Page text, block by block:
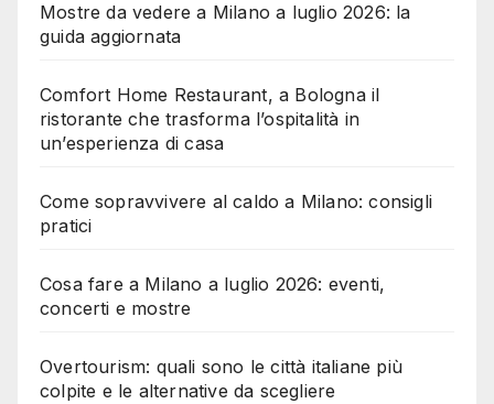
Mostre da vedere a Milano a luglio 2026: la
guida aggiornata
Comfort Home Restaurant, a Bologna il
ristorante che trasforma l’ospitalità in
un’esperienza di casa
Come sopravvivere al caldo a Milano: consigli
pratici
Cosa fare a Milano a luglio 2026: eventi,
concerti e mostre
Overtourism: quali sono le città italiane più
colpite e le alternative da scegliere